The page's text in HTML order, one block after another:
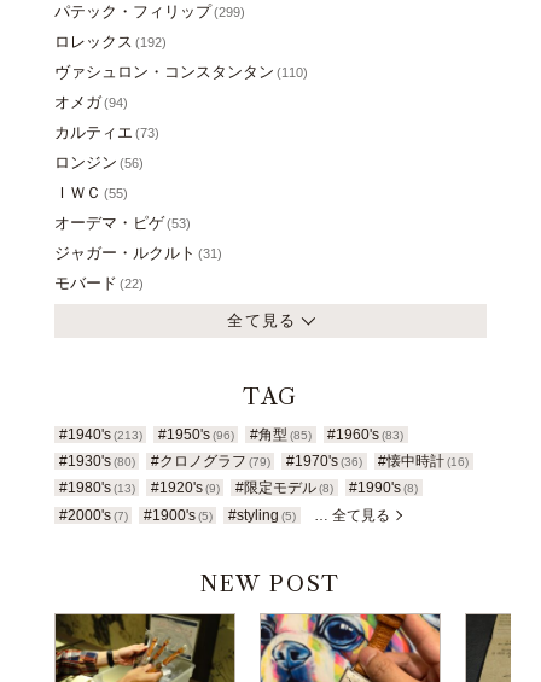
パテック・フィリップ(299)
ロレックス (192)
ヴァシュロン・コンスタンタン (110)
オメガ(94)
カルティエ (73)
ロンジン (56)
ＩＷＣ (55)
オーデマ・ピゲ(53)
ジャガー・ルクルト (31)
モバード (22)
全て見る
TAG
#1940's (213) #1950's(96) #角型 (85) #1960's (83)
#1930's (80) #クロノグラフ (79) #1970's(36) #懐中時計 (16)
#1980's (13) #1920's(9) #限定モデル(8) #1990's (8)
#2000's (7) #1900's(5) #styling (5) … 全て見る
NEW POST